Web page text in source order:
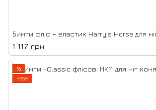
Бинти фліс + еластик Harry's Horse для
1 117 грн
%
−25%